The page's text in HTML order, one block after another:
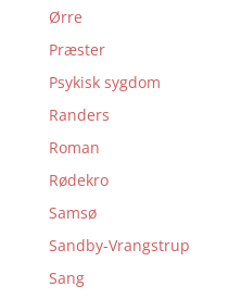
Ørre
Præster
Psykisk sygdom
Randers
Roman
Rødekro
Samsø
Sandby-Vrangstrup
Sang